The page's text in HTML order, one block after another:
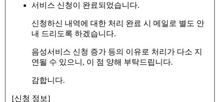
서비스 신청이 완료되었습니다.
신청하신 내역에 대한 처리 완료 시 메일로 별도 안
내 드리도록 하겠습니다.
음성서비스 신청 증가 등의 이유로 처리가 다소 지
연될 수 있으니, 이 점 양해 부탁드립니다.
감합니다.
[신청 정보]